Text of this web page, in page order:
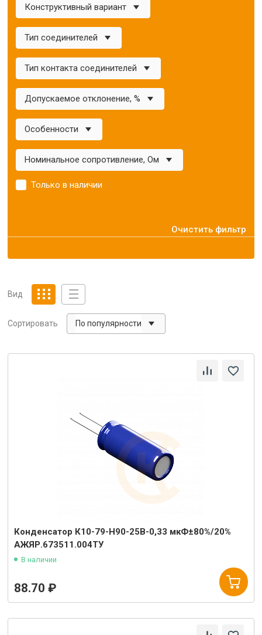
Конструктивный вариант
Тип соединителей
Тип контакта соединителей
Допускаемое отклонение, %
Особенности
Номинальное сопротивление, Ом
Только в наличии
Очистить фильтр
Вид
Сортировать По популярности
Конденсатор К10-79-Н90-25В-0,33 мкФ±80%/20%
АЖЯР.673511.004ТУ
В наличии
88.70 ₽